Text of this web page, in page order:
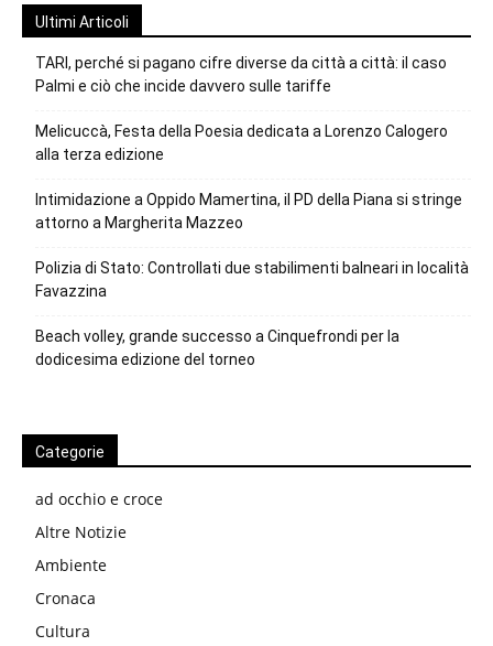
Ultimi Articoli
TARI, perché si pagano cifre diverse da città a città: il caso
Palmi e ciò che incide davvero sulle tariffe
Melicuccà, Festa della Poesia dedicata a Lorenzo Calogero
alla terza edizione
Intimidazione a Oppido Mamertina, il PD della Piana si stringe
attorno a Margherita Mazzeo
Polizia di Stato: Controllati due stabilimenti balneari in località
Favazzina
Beach volley, grande successo a Cinquefrondi per la
dodicesima edizione del torneo
Categorie
ad occhio e croce
Altre Notizie
Ambiente
Cronaca
Cultura